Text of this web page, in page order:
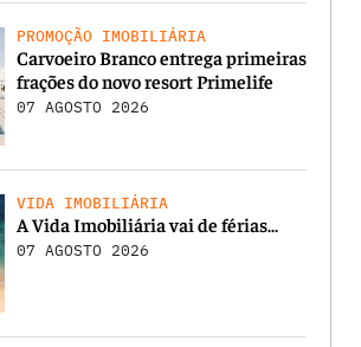
PROMOÇÃO IMOBILIÁRIA
Carvoeiro Branco entrega primeiras
frações do novo resort Primelife
07 AGOSTO 2026
VIDA IMOBILIÁRIA
A Vida Imobiliária vai de férias…
07 AGOSTO 2026